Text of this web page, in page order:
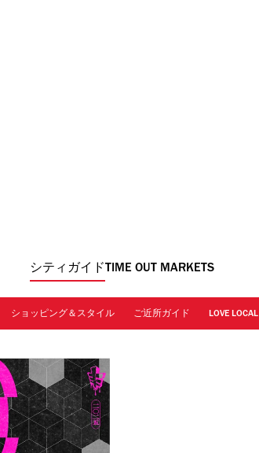
シティガイド TIME OUT MARKETS
ショッピング＆スタイル ご近所ガイド LOVE LOCAL